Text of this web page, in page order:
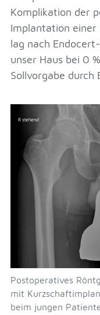
Komplikation der
Implantation
lag nach
unser Haus bei 0
Sollvorgabe durch
Postoperatives
mit
beim jungen